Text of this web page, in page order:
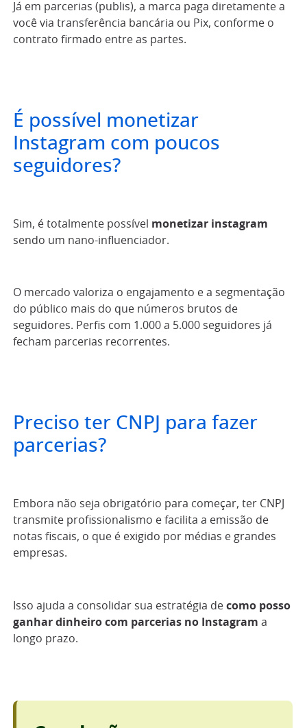
Já em parcerias (publis), a marca paga diretamente a
você via transferência bancária ou Pix, conforme o
contrato firmado entre as partes.
É possível monetizar
Instagram com poucos
seguidores?
Sim, é totalmente possível monetizar instagram
sendo um nano-influenciador.
O mercado valoriza o engajamento e a segmentação
do público mais do que números brutos de
seguidores. Perfis com 1.000 a 5.000 seguidores já
fecham parcerias recorrentes.
Preciso ter CNPJ para fazer
parcerias?
Embora não seja obrigatório para começar, ter CNPJ
transmite profissionalismo e facilita a emissão de
notas fiscais, o que é exigido por médias e grandes
empresas.
Isso ajuda a consolidar sua estratégia de como posso
ganhar dinheiro com parcerias no Instagram a
longo prazo.